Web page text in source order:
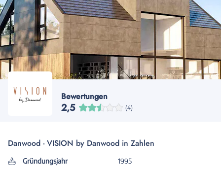
Bewertungen
2,5 (4)
Danwood - VISION by Danwood in Zahlen
Gründungsjahr 1995